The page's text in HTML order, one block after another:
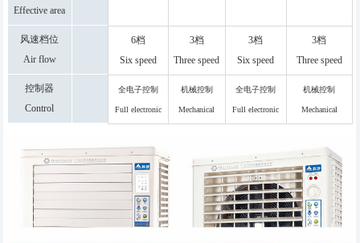
Effective area
风速档位
Air flow
控制器
Control
6档
Six speed
全电子控制
Full electronic
3档
Three speed
机械控制
Mechanical
3档
Six speed
全电子控制
Full electronic
3档
Three speed
机械控制
Mechanical